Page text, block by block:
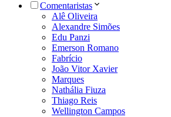
Comentaristas
Alê Oliveira
Alexandre Simões
Edu Panzi
Emerson Romano
Fabrício
João Vitor Xavier
Marques
Nathália Fiuza
Thiago Reis
Wellington Campos